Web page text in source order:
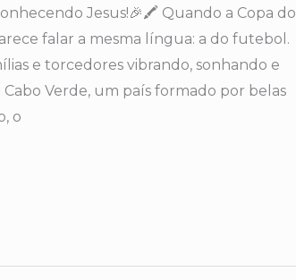
Jesus!🎉🖍️ Quando a Copa do
falar a mesma língua: a do futebol.
e torcedores vibrando, sonhando e
Verde, um país formado por belas
o